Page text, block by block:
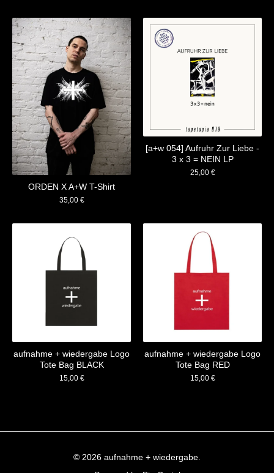
ORDEN X A+W T-Shirt
35,00 €
[a+w 054] Aufruhr Zur Liebe -
3 x 3 = NEIN LP
25,00 €
aufnahme + wiedergabe Logo
Tote Bag BLACK
15,00 €
aufnahme + wiedergabe Logo
Tote Bag RED
15,00 €
© 2026 aufnahme + wiedergabe.